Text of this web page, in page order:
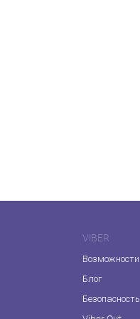
VIBER
Возможности
Блог
Безопасность